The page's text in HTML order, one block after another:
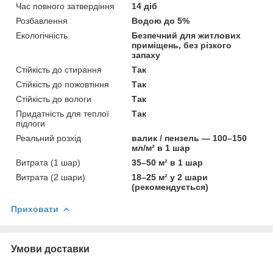
Час повного затвердіння
14 діб
Розбавлення
Водою до 5%
Екологічність
Безпечний для житлових
приміщень, без різкого
запаху
Стійкість до стирання
Так
Стійкість до пожовтіння
Так
Стійкість до вологи
Так
Придатність для теплої
підлоги
Так
Реальний розхід
валик / пензель — 100–150
мл/м² в 1 шар
Витрата (1 шар)
35–50 м² в 1 шар
Витрата (2 шари)
18–25 м² у 2 шари
(рекомендується)
Приховати
Умови доставки